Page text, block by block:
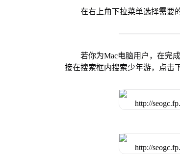
在右上角下拉菜单选择需要
若你为Mac电脑用户，在完
接在搜索框内搜索少年游，点击